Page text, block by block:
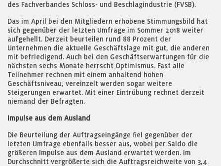
des Fachverbandes Schloss- und Beschlagindustrie (FVSB).
Das im April bei den Mitgliedern erhobene Stimmungsbild hat
sich gegenüber der letzten Umfrage im Sommer 2018 weiter
aufgehellt. Derzeit beurteilen rund 88 Prozent der
Unternehmen die aktuelle Geschäftslage mit gut, die anderen
mit befriedigend. Auch bei den Geschäftserwartungen für die
nächsten sechs Monate herrscht Optimismus. Fast alle
Teilnehmer rechnen mit einem anhaltend hohen
Geschäftsniveau, vereinzelt werden sogar weitere
Steigerungen erwartet. Mit einer Eintrübung rechnet derzeit
niemand der Befragten.
Impulse aus dem Ausland
Die Beurteilung der Auftragseingänge fiel gegenüber der
letzten Umfrage ebenfalls besser aus, wobei per Saldo die
größeren Impulse aus dem Ausland erwartet werden. Im
Durchschnitt vergrößerte sich die Auftragsreichweite von 3,4